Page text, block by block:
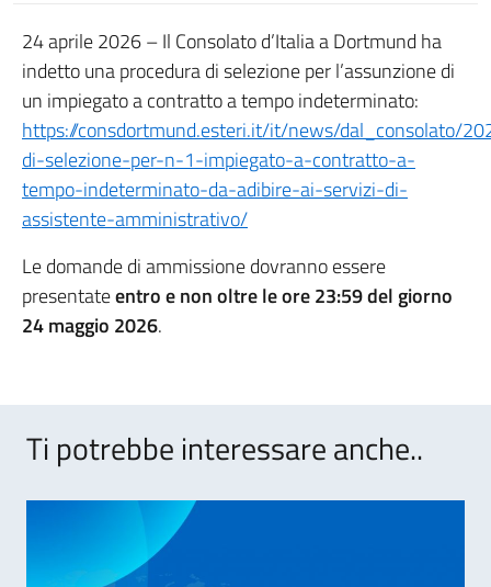
24 aprile 2026 – Il Consolato d’Italia a Dortmund ha
indetto una procedura di selezione per l’assunzione di
un impiegato a contratto a tempo indeterminato:
https://consdortmund.esteri.it/it/news/dal_consolato/
di-selezione-per-n-1-impiegato-a-contratto-a-
tempo-indeterminato-da-adibire-ai-servizi-di-
assistente-amministrativo/
Le domande di ammissione dovranno essere
presentateentro e non oltre le ore 23:59 del giorno
24 maggio 2026.
Ti potrebbe interessare anche..